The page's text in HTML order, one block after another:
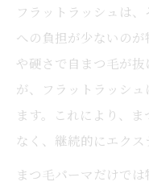
フラットラッシュは
への負担が少ないの
や硬さで自まつ毛が
が、フラットラッシ
ます。これにより、
なく、継続的にエクス
まつ毛パーマだけで